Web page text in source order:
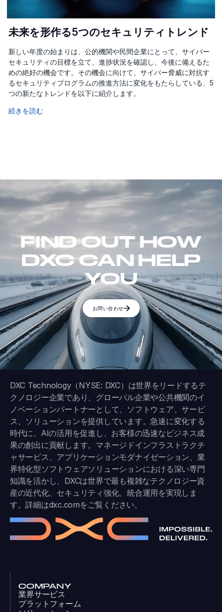
未来を形作る5つのセキュリティトレンド
新しい年度の始まりは、公的機関や民間企業にとって、サイバー
セキュリティの目標を立て、進捗状況を確認し、今後に備えるた
めの絶好の機会です。その機会に向けて、サイバー脅威に対抗す
るセキュリティプログラムの推進方法に変化をもたらしている、5
つの新たなトレンドを以下に紹介します。
続きを読む
FIND OUT HOW
DXC CAN HELP
YOU
お問い合わせ
DXC Technology（NYSE: DXC）は世界をリードするテ
クノロジー企業であり、グローバル企業や公共機関のイ
ノベーションパートナーとして、ソフトウェア、サービ
ス、ソリューションを提供しています。急速に変化する
時代に、AIの活用を促進し、お客様の迅速なビジネス成
果の創出に貢献します。マネージドインフラストラクチ
ャサービス、アプリケーションモダナイゼーション、業
界特化型ソフトウェアソリューションにおける深い専門
知識を活かし、DXCは世界で最も複雑なテクノロジー資
産の近代化、セキュリティ強化、統合運用を実現しま
す。詳細はdxc.comをご覧ください。
COMPANY
業界サービス
プラットフォーム